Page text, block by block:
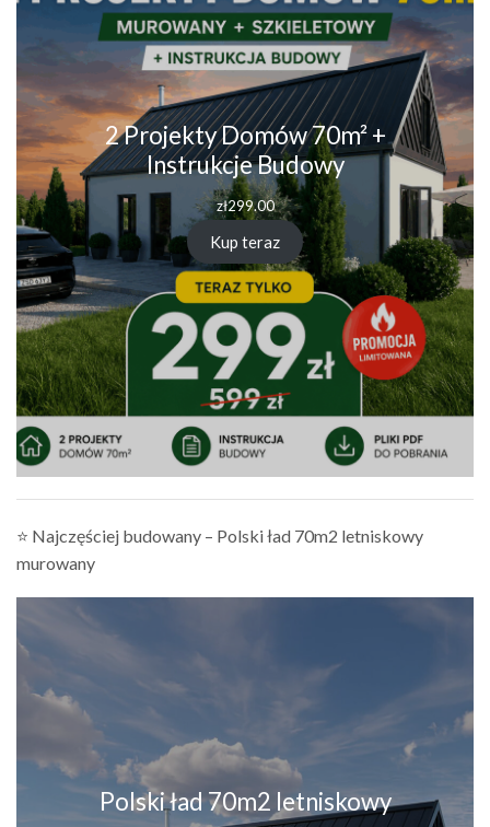
2 Projekty Domów 70m² +
Instrukcje Budowy
zł299.00
Kup teraz
⭐ Najczęściej budowany – Polski ład 70m2 letniskowy
murowany
Polski ład 70m2 letniskowy